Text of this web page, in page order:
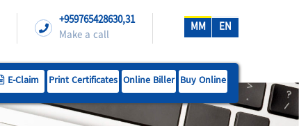
+959765428630,31
Make a call
EN
MM
Buy Online
Online Biller
Print Certificates
E-Claim